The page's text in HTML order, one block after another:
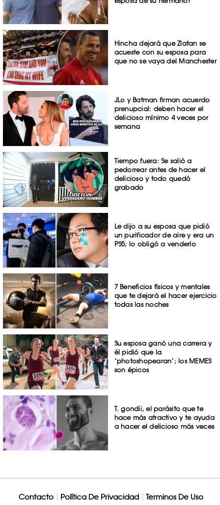
Hincha dejará que Zlatan se
acueste con su esposa para
que no se vaya del Manchester
JLo y Batman firman acuerdo
prenupcial: deben hacer el
delicioso mínimo 4 veces por
semana
Tiempo fuera: Se salió a
pedorrear antes de hacer el
delicioso y todo quedó
grabado
Le dijo a su esposa que pidió
un purificador de aire y era un
PS5; lo obligó a venderlo
7 Beneficios físicos y mentales
que te dejará el hacer ejercicio
todas las noches
Su esposa ganó una carrera y
él pidió que la
‘photoshopearan’; los MEMES
son épicos
T. gondii, el parásito que te
hace más atractivo y te ayuda
a hacer el delicioso más veces
Contacto Política De Privacidad Terminos De Uso